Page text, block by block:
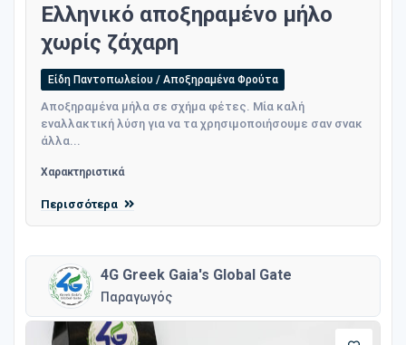
Ελληνικό αποξηραμένο μήλο
χωρίς ζάχαρη
Είδη Παντοπωλείου / Αποξηραμένα Φρούτα
Αποξηραμένα μήλα σε σχήμα φέτες. Μία καλή
εναλλακτική λύση για να τα χρησιμοποιήσουμε σαν σνακ
άλλα...
Χαρακτηριστικά
Περισσότερα
4G Greek Gaia's Global Gate
Παραγωγός